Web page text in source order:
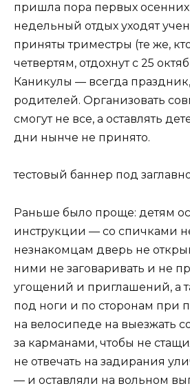
пришла пора первых осенних
недельный отдых уходят
приняты триместры (те же,
четвертям, отдохнут с 25
Каникулы — всегда
родителей. Организовать
смогут не все, а оставлять
дни нынче не принято.
тестовый баннер под
Раньше было проще: детям
инструкции — со спичками
незнакомцам дверь не
ними не заговаривать и не
угощений и приглашений, а
под ноги и по сторонам при
на велосипеде на выезжать
за карманами, чтобы не
не отвечать на задирания
— и оставляли на вольном